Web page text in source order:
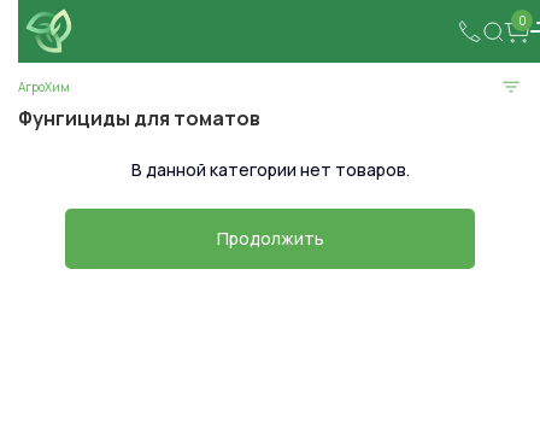
0
АгроХим
Фунгициды для томатов
В данной категории нет товаров.
Продолжить